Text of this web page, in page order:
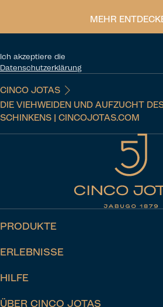
MEHR
Ich akzeptiere die
Datenschutzerklärung
CINCO JOTAS
DIE VIEHWEIDEN UND AUFZUCHT
SCHINKENS | CINCOJOTAS.COM
PRODUKTE
ERLEBNISSE
HILFE
ÜBER CINCO JOTAS